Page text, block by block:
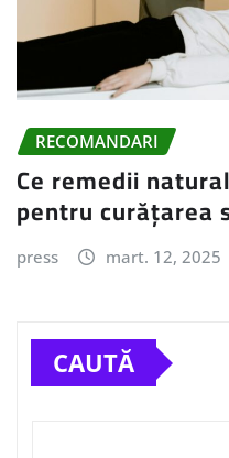
RECOMANDARI
Ce remedii
pentru curățarea
press mart. 12, 2025
CAUTĂ